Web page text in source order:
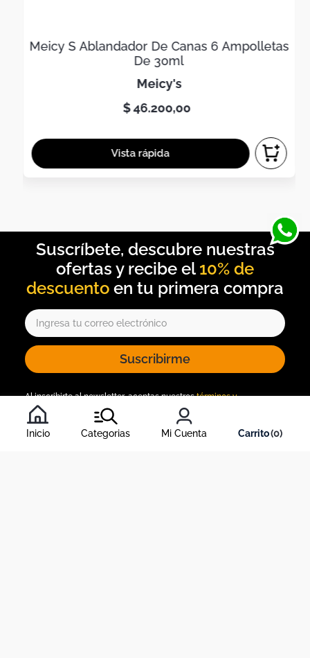
Inicio Categorias Mi Cuenta 0
Meicy S Ablandador De Canas 6 Ampolletas
De 30ml
meicy's
$46.200,00
10% de
descuento
Suscribirme
Al inscribirte al newsletter, aceptas nuestrostérminos y
condiciones
, y nuestra política de tratamiento de información